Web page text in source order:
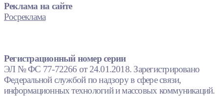
Реклама на сайте
Росреклама
Регистрационный номер серии
ЭЛ № ФС 77-72266 от 24.01.2018. Зарегистрировано
Федеральной службой по надзору в сфере связи,
информационных технологий и массовых коммуникаций.